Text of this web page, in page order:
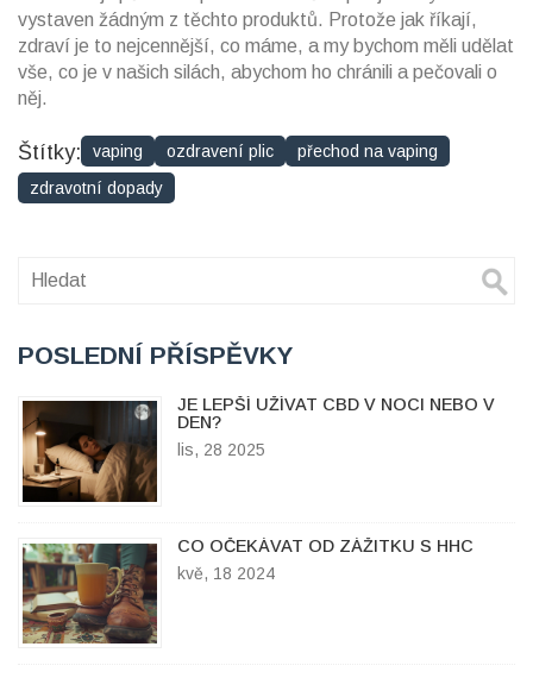
vystaven žádným z těchto produktů. Protože jak říkají,
zdraví je to nejcennější, co máme, a my bychom měli udělat
vše, co je v našich silách, abychom ho chránili a pečovali o
něj.
Štítky: vaping ozdravení plic
přechod na vaping
zdravotní dopady
POSLEDNÍ PŘÍSPĚVKY
JE LEPŠÍ UŽÍVAT CBD V NOCI NEBO V
DEN?
lis, 28 2025
CO OČEKÁVAT OD ZÁŽITKU S HHC
kvě, 18 2024